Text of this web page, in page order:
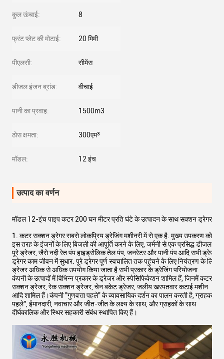
कुल ऊंचाई: 8
फ्रंट प्लेट की मोटाई: 20 मिमी
पीएलसी: सीमेंस
डीजल इंजन ब्रांड: वीचाई
पानी का प्रवाह: 1500m3
ठोस क्षमता: 300एम³
मॉडल: 12 इंच
उत्पाद का वर्णन
मॉडल 12-इंच पाइप कटर 200 घन मीटर प्रति घंटे के उत्पादन के साथ सक्शन ड्रेगर
1. कटर सक्शन ड्रेगर सबसे लोकप्रिय ड्रेजिंग मशीनरी में से एक है. मुख्य उपकरण को
इस तरह के इंजनों के लिए बिजली की आपूर्ति करने के लिए, जर्मनी से एक प्रसिद्ध डीजल
पूरे ड्रेजर, जैसे नदी रेत पंप हाइड्रोलिक तेल पंप, जनरेटर और पानी पंप आदि सभी ड्रेजर
ड्रेगर काम जीवन में सुधार. पूरे ड्रेगर पूर्ण स्वचालित तक पहुंचने के लिए नियंत्रण के लिए
ड्रेजर अधिक से अधिक उपयोग किया जाता है सभी प्रकार के ड्रेजिंग परियोजना
कंपनी के उत्पादों में विभिन्न प्रकार के ड्रेजर और स्पेसिफिकेशन शामिल हैं, जिनमें कटर
सक्शन ड्रेजर, रेक सक्शन ड्रेजर, चेन बकेट ड्रेजर, जलीय खरपतवार कटाई मशीन
आदि शामिल हैं।कंपनी "गुणवत्ता पहले" के व्यावसायिक दर्शन का पालन करती है, ग्राहक
पहले", ईमानदारी, नवाचार और जीत-जीत के लक्ष्य के साथ, और ग्राहकों के साथ
दीर्घकालिक और स्थिर सहकारी संबंध स्थापित किए हैं।